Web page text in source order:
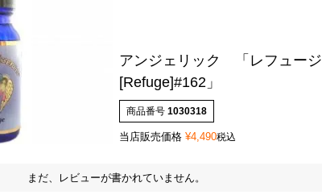
アンジェリック 「レフュージ
[Refuge]#162」
商品番号 1030318
当店販売価格 ¥4,490税込
まだ、レビューが書かれていません。